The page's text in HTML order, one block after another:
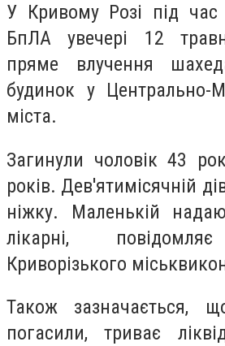
У Кривому Розі під
БпЛА увечері 12
пряме влучення
будинок у Центрально-
міста.
Загинули чоловік 43
років. Дев'ятимісячній
ніжку. Маленькій
лікарні,
Криворізького
Також зазначається,
погасили, триває